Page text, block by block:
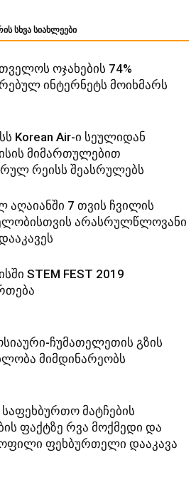
ᲡᲮᲕᲐ ᲡᲘᲐᲮᲚᲔᲔᲑᲘ
ოჯახების 74%
ინტერნეტს მოიხმარს
Korean Air-ი სეულიდან
მიმართულებით
რეისს შეასრულებს
აღაიანში 7 თვის ჩვილის
არასრულწლოვანი
STEM FEST 2019
ჩუმათელეთის გზის
მიმდინარეობს
საფეხბურთო მატჩების
ფაქტზე რვა მოქმედი და
ფეხბურთელი დააკავა